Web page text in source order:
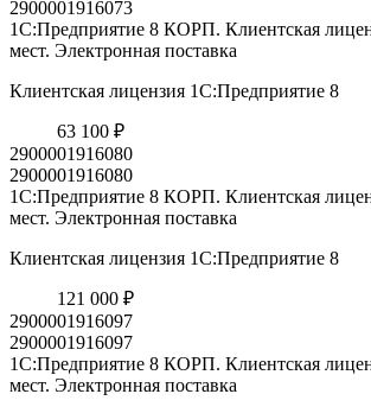
2900001916073
1С:Предприятие 8 КОРП. Клиентская
мест. Электронная поставка
Клиентская лицензия 1С:Предприятие 8
63 100 ₽
2900001916080
2900001916080
1С:Предприятие 8 КОРП. Клиентская
мест. Электронная поставка
Клиентская лицензия 1С:Предприятие 8
121 000 ₽
2900001916097
2900001916097
1С:Предприятие 8 КОРП. Клиентская
мест. Электронная поставка